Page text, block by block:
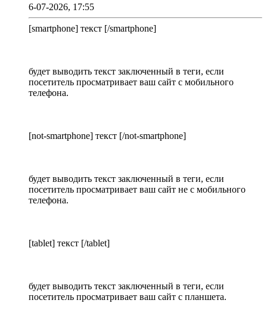
6-07-2026, 17:55
[smartphone] текст [/smartphone]
будет выводить текст заключенный в теги, если
посетитель просматривает ваш сайт с мобильного
телефона.
[not-smartphone] текст [/not-smartphone]
будет выводить текст заключенный в теги, если
посетитель просматривает ваш сайт не с мобильного
телефона.
[tablet] текст [/tablet]
будет выводить текст заключенный в теги, если
посетитель просматривает ваш сайт с планшета.